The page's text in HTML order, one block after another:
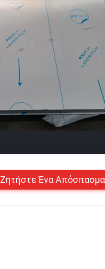
Ζητήστε Ένα Απόσπασμα